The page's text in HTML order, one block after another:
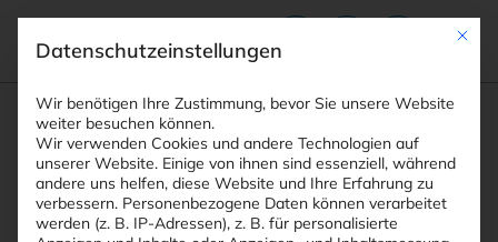
Suchfeld
Suchen
Breadcrumb-Navigation
STARTSEITE
PRINTAUSGABEN
Mit
Datenschutzeinstellungen
Wir benötigen Ihre Zustimmung, bevor Sie unsere Website
weiter besuchen können.
Wir verwenden Cookies und andere Technologien auf
unserer Website. Einige von ihnen sind essenziell, während
andere uns helfen, diese Website und Ihre Erfahrung zu
verbessern. Personenbezogene Daten können verarbeitet
werden (z. B. IP-Adressen), z. B. für personalisierte